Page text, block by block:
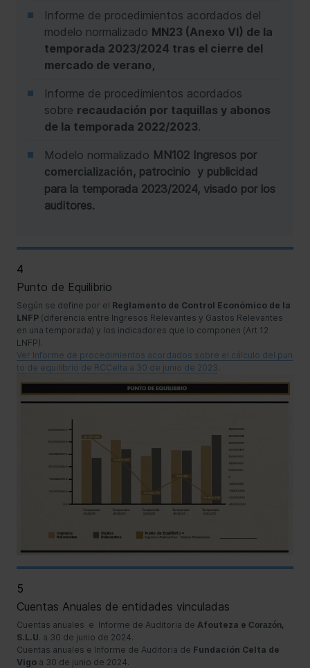
Informe de procedimientos acordados del
modelo normalizado MN23 (Anexo VI) de la
temporada 2023/2024 tras el cierre del
mercado de verano,
Informe de procedimientos acordados
sobre recaudación por taquillas y abonos
de la temporada 2022/2023.
Modelo normalizado MN102 Ingresos por
comercialización, patrocinio y publicidad
para la temporada 2023/2024, visado por los
auditores.
4
Punto de Equilibrio
Según se define por el Reglamento de Control Económico de la
LNFP (diferencia entre Ingresos Relevantes y Gastos Relevantes
en una temporada) y los indicadores que lo componen (Art 12
LNFP).
Ver Informe de procedimientos acordados sobre el cálculo del pun
to de equilibrio de RCCelta a 30 de junio de 2023.
5
Cuentas Anuales de entidades vinculadas
Cuentas anuales e Informe de Auditoria de Afouteza e Corazón,
S.L.U. a 30 de junio de 2024.
Cuentas anuales e Informe de Auditoria de Fundación Celta de
Vigo a 30 de junio de 2024.